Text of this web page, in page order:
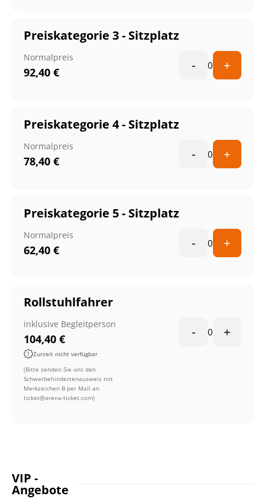
Preiskategorie 3 - Sitzplatz
Normalpreis
92,40 € - 0 +
Preiskategorie 4 - Sitzplatz
Normalpreis
78,40 € - 0 +
Preiskategorie 5 - Sitzplatz
Normalpreis
62,40 € - 0 +
Rollstuhlfahrer
inklusive Begleitperson
104,40 €
Zurzeit nicht verfügbar
- 0 +
(Bitte senden Sie uns den
Schwerbehindertenausweis mit
Merkzeichen B per Mail an
ticket@arena-ticket.com)
VIP -
Angebote